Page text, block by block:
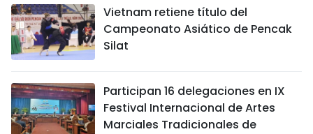
Vietnam retiene título del
Campeonato Asiático de Pencak
Silat
Participan 16 delegaciones en IX
Festival Internacional de Artes
Marciales Tradicionales de